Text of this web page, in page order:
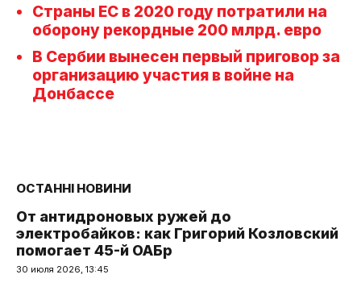
Страны ЕС в 2020 году потратили на
оборону рекордные 200 млрд. евро
В Сербии вынесен первый приговор за
организацию участия в войне на
Донбассе
ОСТАННІ НОВИНИ
От антидроновых ружей до
электробайков: как Григорий Козловский
помогает 45-й ОАБр
30 июля 2026, 13:45